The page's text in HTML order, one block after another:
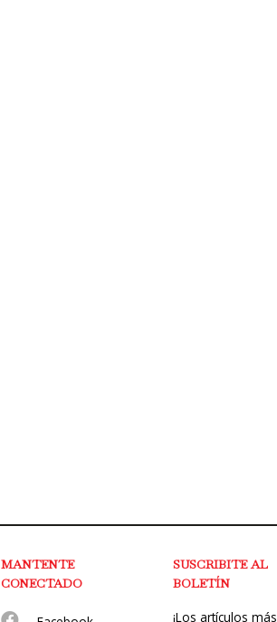
MANTENTE
CONECTADO
SUSCRIBITE AL
BOLETÍN
¡Los artículos más